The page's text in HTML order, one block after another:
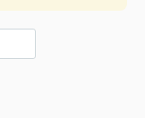
に説明をしていた